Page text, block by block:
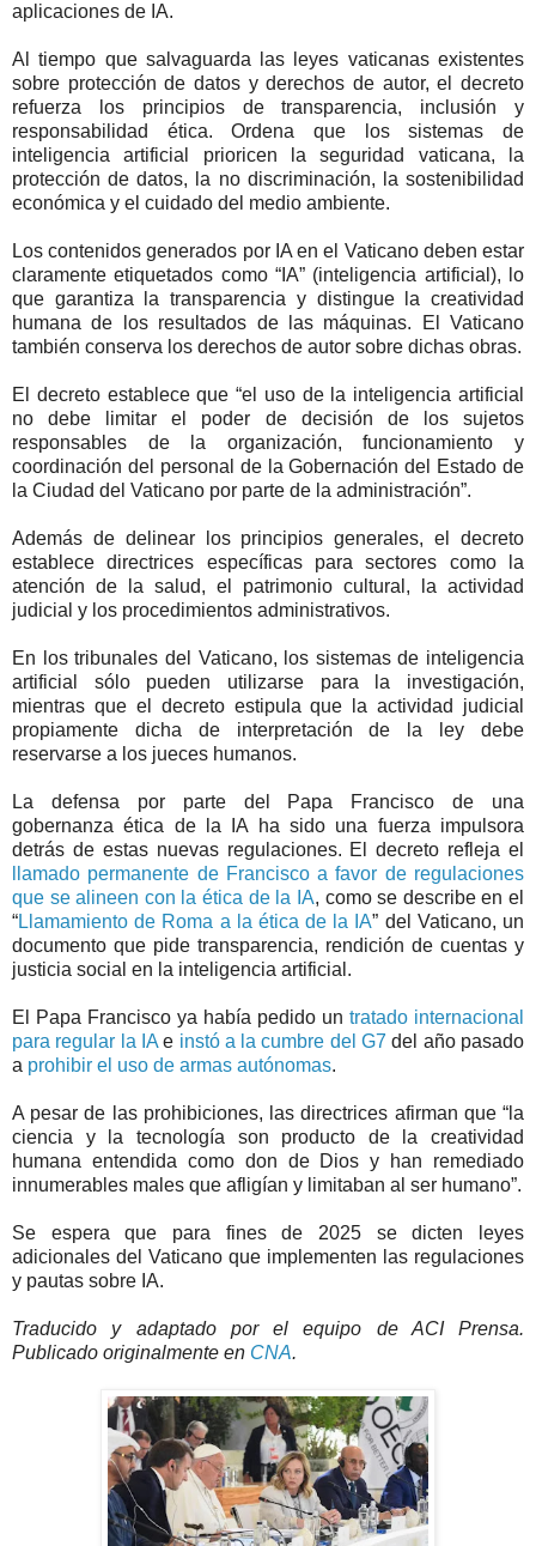
aplicaciones de IA.
Al tiempo que salvaguarda las leyes vaticanas existentes
sobre protección de datos y derechos de autor, el decreto
refuerza los principios de transparencia, inclusión y
responsabilidad ética. Ordena que los sistemas de
inteligencia artificial prioricen la seguridad vaticana, la
protección de datos, la no discriminación, la sostenibilidad
económica y el cuidado del medio ambiente.
Los contenidos generados por IA en el Vaticano deben estar
claramente etiquetados como “IA” (inteligencia artificial), lo
que garantiza la transparencia y distingue la creatividad
humana de los resultados de las máquinas. El Vaticano
también conserva los derechos de autor sobre dichas obras.
El decreto establece que “el uso de la inteligencia artificial
no debe limitar el poder de decisión de los sujetos
responsables de la organización, funcionamiento y
coordinación del personal de la Gobernación del Estado de
la Ciudad del Vaticano por parte de la administración”.
Además de delinear los principios generales, el decreto
establece directrices específicas para sectores como la
atención de la salud, el patrimonio cultural, la actividad
judicial y los procedimientos administrativos.
En los tribunales del Vaticano, los sistemas de inteligencia
artificial sólo pueden utilizarse para la investigación,
mientras que el decreto estipula que la actividad judicial
propiamente dicha de interpretación de la ley debe
reservarse a los jueces humanos.
La defensa por parte del Papa Francisco de una
gobernanza ética de la IA ha sido una fuerza impulsora
detrás de estas nuevas regulaciones. El decreto refleja el
llamado permanente de Francisco a favor de regulaciones
que se alineen con la ética de la IA, como se describe en el
“Llamamiento de Roma a la ética de la IA” del Vaticano, un
documento que pide transparencia, rendición de cuentas y
justicia social en la inteligencia artificial.
El Papa Francisco ya había pedido un tratado internacional
para regular la IAe instó a la cumbre del G7 del año pasado
a prohibir el uso de armas autónomas.
A pesar de las prohibiciones, las directrices afirman que “la
ciencia y la tecnología son producto de la creatividad
humana entendida como don de Dios y han remediado
innumerables males que afligían y limitaban al ser humano”.
Se espera que para fines de 2025 se dicten leyes
adicionales del Vaticano que implementen las regulaciones
y pautas sobre IA.
Traducido y adaptado por el equipo de ACI Prensa.
Publicado originalmente en CNA.